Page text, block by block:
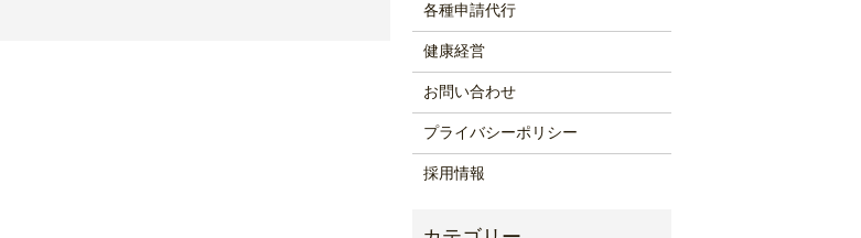
各種申請代行
健康経営
お問い合わせ
プライバシーポリシー
採用情報